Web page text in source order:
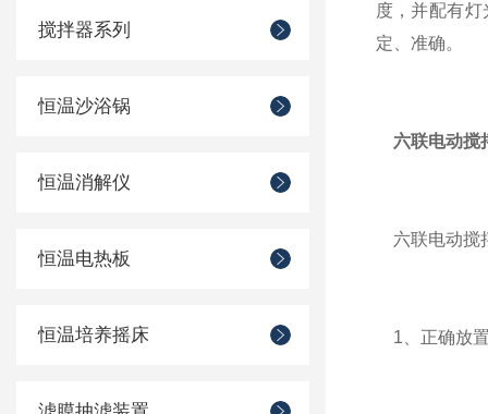
搅拌器系列
恒温沙浴锅
恒温消解仪
恒温电热板
恒温培养摇床
度，并配有
定、准确。
六联电动搅
六联电动搅
1、正确放